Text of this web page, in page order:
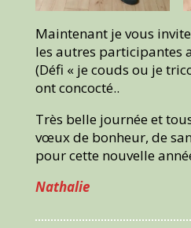
Maintenant je vous
les autres participantes
(Défi « je couds ou je
ont concocté..
Très belle journée et
vœux de bonheur, de
pour cette nouvelle
Nathalie